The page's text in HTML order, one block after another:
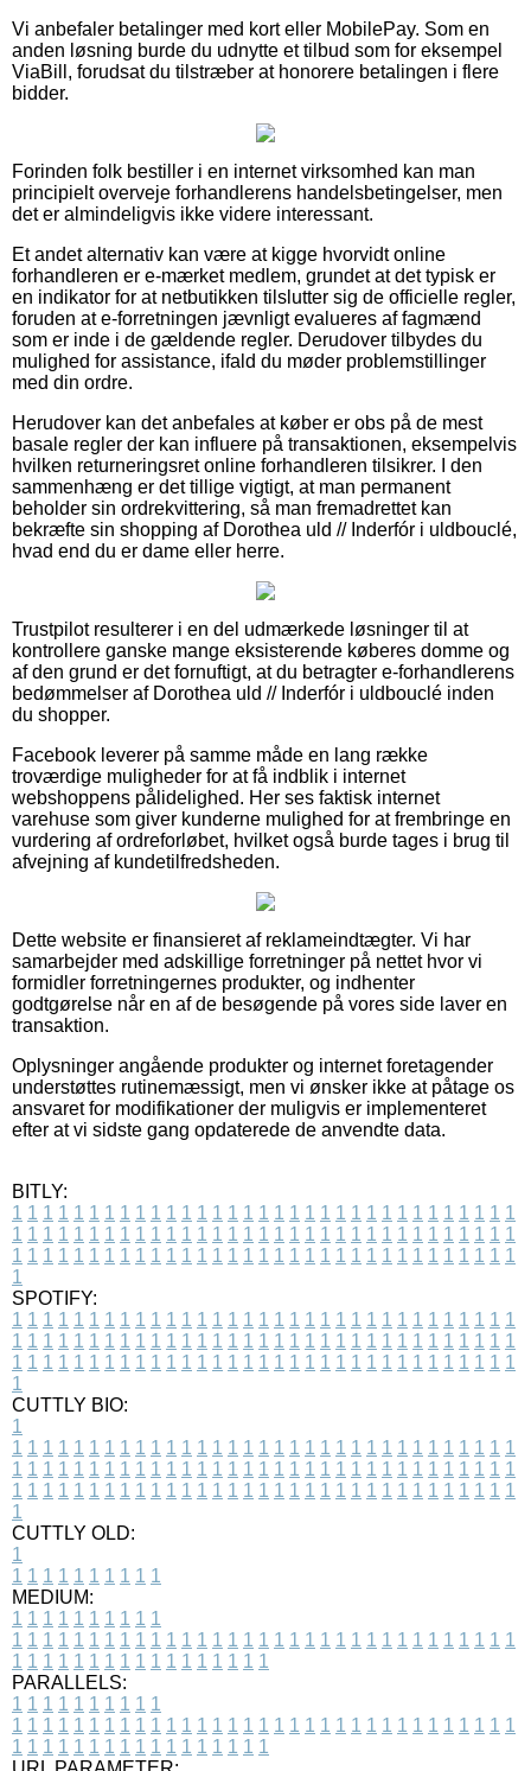
Vi anbefaler betalinger med kort eller MobilePay. Som en
anden løsning burde du udnytte et tilbud som for eksempel
ViaBill, forudsat du tilstræber at honorere betalingen i flere
bidder.
Forinden folk bestiller i en internet virksomhed kan man
principielt overveje forhandlerens handelsbetingelser, men
det er almindeligvis ikke videre interessant.
Et andet alternativ kan være at kigge hvorvidt online
forhandleren er e-mærket medlem, grundet at det typisk er
en indikator for at netbutikken tilslutter sig de officielle regler,
foruden at e-forretningen jævnligt evalueres af fagmænd
som er inde i de gældende regler. Derudover tilbydes du
mulighed for assistance, ifald du møder problemstillinger
med din ordre.
Herudover kan det anbefales at køber er obs på de mest
basale regler der kan influere på transaktionen, eksempelvis
hvilken returneringsret online forhandleren tilsikrer. I den
sammenhæng er det tillige vigtigt, at man permanent
beholder sin ordrekvittering, så man fremadrettet kan
bekræfte sin shopping af Dorothea uld // Inderfór i uldbouclé,
hvad end du er dame eller herre.
Trustpilot resulterer i en del udmærkede løsninger til at
kontrollere ganske mange eksisterende køberes domme og
af den grund er det fornuftigt, at du betragter e-forhandlerens
bedømmelser af Dorothea uld // Inderfór i uldbouclé inden
du shopper.
Facebook leverer på samme måde en lang række
troværdige muligheder for at få indblik i internet
webshoppens pålidelighed. Her ses faktisk internet
varehuse som giver kunderne mulighed for at frembringe en
vurdering af ordreforløbet, hvilket også burde tages i brug til
afvejning af kundetilfredsheden.
Dette website er finansieret af reklameindtægter. Vi har
samarbejder med adskillige forretninger på nettet hvor vi
formidler forretningernes produkter, og indhenter
godtgørelse når en af de besøgende på vores side laver en
transaktion.
Oplysninger angående produkter og internet foretagender
understøttes rutinemæssigt, men vi ønsker ikke at påtage os
ansvaret for modifikationer der muligvis er implementeret
efter at vi sidste gang opdaterede de anvendte data.
BITLY:
1 1 1 1 1 1 1 1 1 1 1 1 1 1 1 1 1 1 1 1 1 1 1 1 1 1 1 1 1 1 1 1 1
1 1 1 1 1 1 1 1 1 1 1 1 1 1 1 1 1 1 1 1 1 1 1 1 1 1 1 1 1 1 1 1 1
1 1 1 1 1 1 1 1 1 1 1 1 1 1 1 1 1 1 1 1 1 1 1 1 1 1 1 1 1 1 1 1 1
1
SPOTIFY:
1 1 1 1 1 1 1 1 1 1 1 1 1 1 1 1 1 1 1 1 1 1 1 1 1 1 1 1 1 1 1 1 1
1 1 1 1 1 1 1 1 1 1 1 1 1 1 1 1 1 1 1 1 1 1 1 1 1 1 1 1 1 1 1 1 1
1 1 1 1 1 1 1 1 1 1 1 1 1 1 1 1 1 1 1 1 1 1 1 1 1 1 1 1 1 1 1 1 1
1
CUTTLY BIO:
1
1 1 1 1 1 1 1 1 1 1 1 1 1 1 1 1 1 1 1 1 1 1 1 1 1 1 1 1 1 1 1 1 1
1 1 1 1 1 1 1 1 1 1 1 1 1 1 1 1 1 1 1 1 1 1 1 1 1 1 1 1 1 1 1 1 1
1 1 1 1 1 1 1 1 1 1 1 1 1 1 1 1 1 1 1 1 1 1 1 1 1 1 1 1 1 1 1 1 1
1
CUTTLY OLD:
1
1 1 1 1 1 1 1 1 1 1
MEDIUM:
1 1 1 1 1 1 1 1 1 1
1 1 1 1 1 1 1 1 1 1 1 1 1 1 1 1 1 1 1 1 1 1 1 1 1 1 1 1 1 1 1 1 1
1 1 1 1 1 1 1 1 1 1 1 1 1 1 1 1 1
PARALLELS:
1 1 1 1 1 1 1 1 1 1
1 1 1 1 1 1 1 1 1 1 1 1 1 1 1 1 1 1 1 1 1 1 1 1 1 1 1 1 1 1 1 1 1
1 1 1 1 1 1 1 1 1 1 1 1 1 1 1 1 1